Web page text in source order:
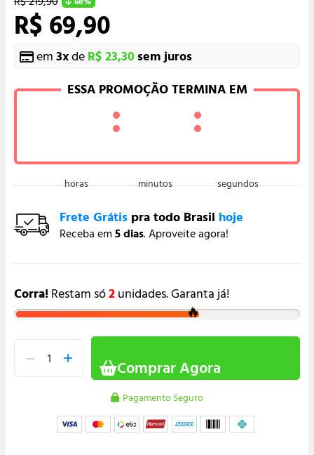
R$ 69,90
em 3xde R$ 23,30 sem juros
ESSA PROMOÇÃO TERMINA EM
: :
Frete Grátis pra todo Brasil hoje
Receba em 5 dias. Aproveite agora!
Corra! Restam só2 unidades. Garanta já!
🔥
Comprar Agora
Pagamento Seguro